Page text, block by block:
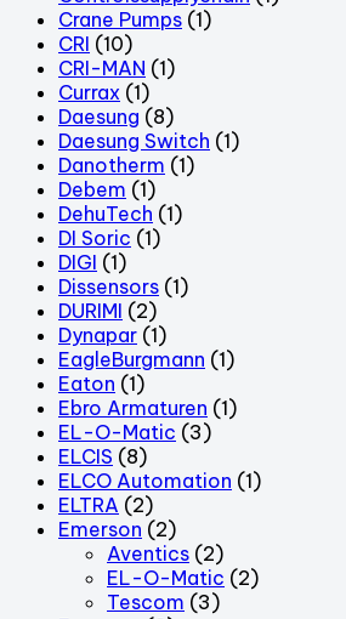
Crane Pumps (1)
CRI (10)
CRI-MAN (1)
Currax (1)
Daesung (8)
Daesung Switch (1)
Danotherm (1)
Debem (1)
DehuTech (1)
DI Soric (1)
DIGI (1)
Dissensors (1)
DURIMI (2)
Dynapar (1)
EagleBurgmann (1)
Eaton (1)
Ebro Armaturen (1)
EL-O-Matic (3)
ELCIS (8)
ELCO Automation (1)
ELTRA (2)
Emerson (2)
Aventics (2)
EL-O-Matic (2)
Tescom (3)